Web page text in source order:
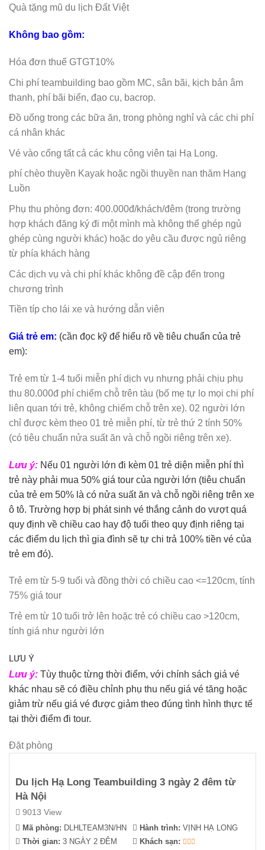
Quà tặng mũ du lịch Đất Việt
Không bao gồm:
Hóa đơn thuế GTGT10%
Chi phí teambuilding bao gồm MC, sân bãi, kịch bản âm
thanh, phí bãi biển, đạo cụ, bacrop.
Đồ uống trong các bữa ăn, trong phòng nghỉ và các chi phí
cá nhân khác
Vé vào cổng tất cả các khu công viên tại Hạ Long.
phí chèo thuyền Kayak hoặc ngồi thuyền nan thăm Hang
Luồn
Phụ thu phòng đơn: 400.000đ/khách/đêm (trong trường
hợp khách đăng ký đi một mình mà không thể ghép ngủ
ghép cùng người khác) hoặc do yêu cầu được ngủ riêng
từ phía khách hàng
Các dịch vụ và chi phí khác không đề cập đến trong
chương trình
Tiền típ cho lái xe và hướng dẫn viên
Giá trẻ em: (cần đọc kỹ để hiểu rõ về tiêu chuẩn của trẻ
em):
Trẻ em từ 1-4 tuổi miễn phí dịch vụ nhưng phải chịu phụ
thu 80.000đ phí chiếm chỗ trên tàu (bố mẹ tự lo mọi chi phí
liên quan tới trẻ, không chiếm chỗ trên xe). 02 người lớn
chỉ được kèm theo 01 trẻ miễn phí, từ trẻ thứ 2 tính 50%
(có tiêu chuẩn nửa suất ăn và chỗ ngồi riêng trên xe).
Lưu ý: Nếu 01 người lớn đi kèm 01 trẻ diện miễn phí thì
trẻ này phải mua 50% giá tour của người lớn (tiêu chuẩn
của trẻ em 50% là có nửa suất ăn và chỗ ngồi riêng trên xe
ô tô. Trường hợp bị phát sinh vé thắng cảnh do vượt quá
quy định về chiều cao hay độ tuổi theo quy định riêng tại
các điểm du lịch thì gia đình sẽ tự chi trả 100% tiền vé của
trẻ em đó).
Trẻ em từ 5-9 tuổi và đồng thời có chiều cao <=120cm, tính
75% giá tour
Trẻ em từ 10 tuổi trở lên hoặc trẻ có chiều cao >120cm,
tính giá như người lớn
LƯU Ý
Lưu ý: Tùy thuộc từng thời điểm, với chính sách giá vé
khác nhau sẽ có điều chỉnh phụ thu nếu giá vé tăng hoặc
giảm trừ nếu giá vé được giảm theo đúng tình hình thực tế
tại thời điểm đi tour.
Đặt phòng
Du lịch Hạ Long Teambuilding 3 ngày 2 đêm từ
Hà Nội
9013 View
Mã phòng: DLHLTEAM3N/HN
Thời gian: 3 NGÀY 2 ĐÊM
Hành trình: VỊNH HẠ LONG
Khách sạn: